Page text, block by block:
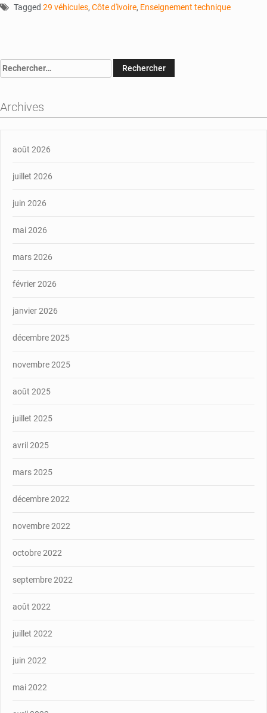
Tagged 29 véhicules, Côte d'ivoire, Enseignement technique
Rechercher :
Archives
août 2026
juillet 2026
juin 2026
mai 2026
mars 2026
février 2026
janvier 2026
décembre 2025
novembre 2025
août 2025
juillet 2025
avril 2025
mars 2025
décembre 2022
novembre 2022
octobre 2022
septembre 2022
août 2022
juillet 2022
juin 2022
mai 2022